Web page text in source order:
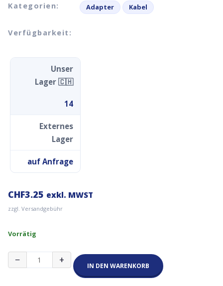
Kategorien: Adapter Kabel
Verfügbarkeit:
Unser
Lager 🇨🇭
14
Externes
Lager
auf Anfrage
CHF3.25 exkl. MWST
zzgl. Versandgebühr
Vorrätig
−
Alligator
nach
+ IN DEN WARENKORB